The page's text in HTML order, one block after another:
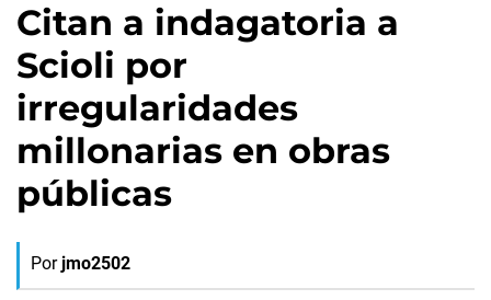
Citan a indagatoria a
Scioli por
irregularidades
millonarias en obras
públicas
Por jmo2502